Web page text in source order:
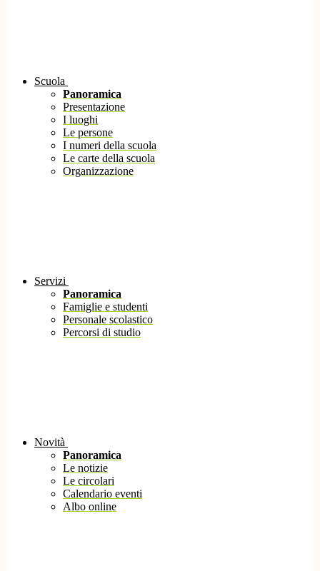
Scuola
Panoramica
Presentazione
I luoghi
Le persone
I numeri della scuola
Le carte della scuola
Organizzazione
Servizi
Panoramica
Famiglie e studenti
Personale scolastico
Percorsi di studio
Novità
Panoramica
Le notizie
Le circolari
Calendario eventi
Albo online